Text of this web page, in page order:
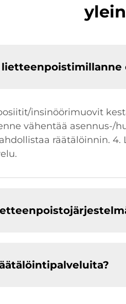
insinöörimuovit
vähentää asennus-/
räätälöinnin.